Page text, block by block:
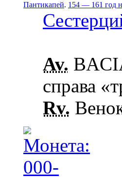
Пантикапей. 154 — 161 год
Av.
справа
Rv.